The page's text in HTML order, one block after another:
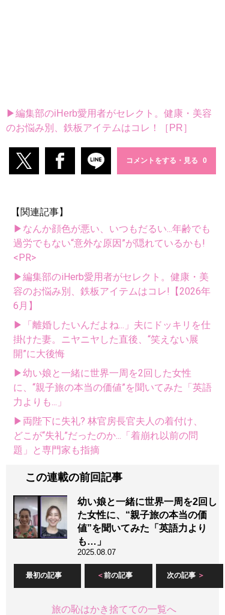
▶編集部のiHerb愛用者がセレクト。健康・美容
のお悩み別、鉄板アイテムはコレ！［PR］
コメントをする・見る
【関連記事】
▶なんか顔色が悪い、いつもだるい...年齢でも
過労でもない“意外な原因”が隠れているかも!
<PR>
▶編集部のiHerb愛用者がセレクト。健康・美
容のお悩み別、鉄板アイテムはコレ!【2026年
6月】
▶「離婚したいんだよね...」夫にドッキリを仕
掛けた妻。ニヤニヤした直後、“笑えない展
開”に大後悔
▶幼い娘と一緒に世界一周を2回した女性
に、“親子旅の本当の価値”を聞いてみた「英語
力よりも...」
▶両陛下に失礼? 林官房長官夫人の着付け、
どこが“失礼”だったのか...「着崩れ以前の問
題」と専門家も指摘
この連載の前回記事
幼い娘と一緒に世界一周を2回し
た女性に、“親子旅の本当の価
値”を聞いてみた「英語力より
も…」
2025.08.07
最初の記事 前の記事 次の記事
旅の恥はかき捨てての一覧へ